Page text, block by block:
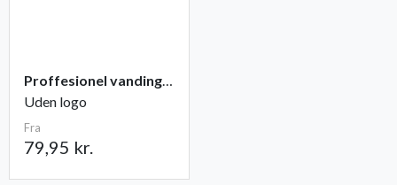
Proffesionel vandingspose 100 liter
Uden logo
Fra
79,95 kr.